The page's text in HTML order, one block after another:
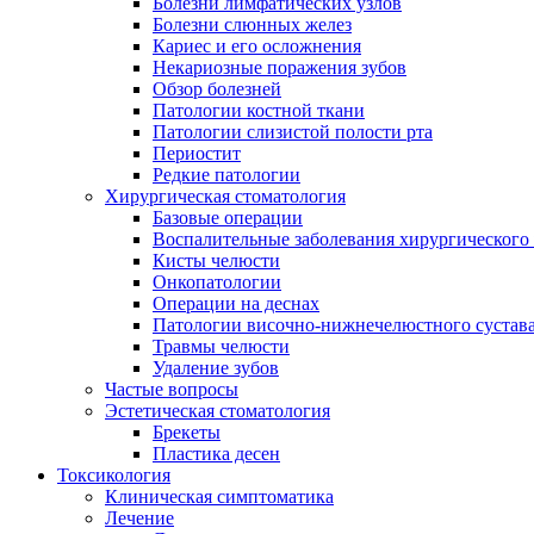
Болезни слюнных желез
Кариес и его осложнения
Некариозные поражения зубов
Обзор болезней
Патологии костной ткани
Патологии слизистой полости рта
Периостит
Редкие патологии
Хирургическая стоматология
Базовые операции
Воспалительные заболевания
Кисты челюсти
Онкопатологии
Операции на деснах
Патологии височно-нижнечелюстного сустава
Травмы челюсти
Удаление зубов
Частые вопросы
Эстетическая стоматология
Брекеты
Пластика десен
Токсикология
Клиническая симптоматика
Лечение